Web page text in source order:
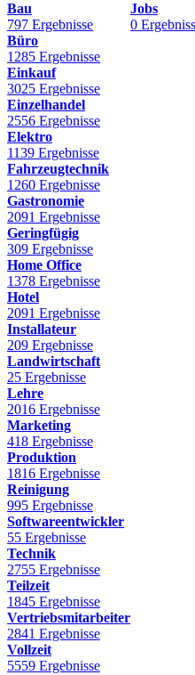
Bau
797 Ergebnisse
Büro
1285 Ergebnisse
Einkauf
3025 Ergebnisse
Einzelhandel
2556 Ergebnisse
Elektro
1139 Ergebnisse
Fahrzeugtechnik
1260 Ergebnisse
Gastronomie
2091 Ergebnisse
Geringfügig
309 Ergebnisse
Home Office
1378 Ergebnisse
Hotel
2091 Ergebnisse
Installateur
209 Ergebnisse
Landwirtschaft
25 Ergebnisse
Lehre
2016 Ergebnisse
Marketing
418 Ergebnisse
Produktion
1816 Ergebnisse
Reinigung
995 Ergebnisse
Softwareentwickler
55 Ergebnisse
Technik
2755 Ergebnisse
Teilzeit
1845 Ergebnisse
Vertriebsmitarbeiter
2841 Ergebnisse
Vollzeit
5559 Ergebnisse
Jobs
0